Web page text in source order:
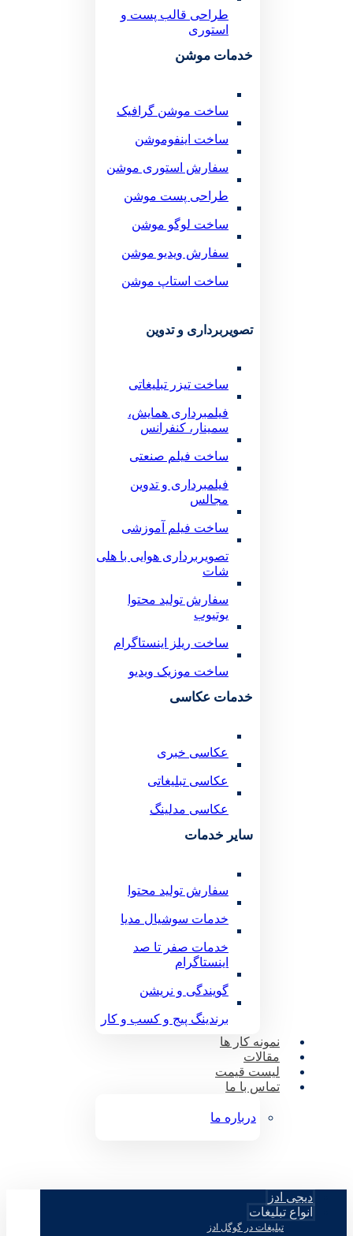
طراحی قالب پست و
استوری
خدمات موشن
ساخت موشن گرافیک
ساخت اینفوموشن
سفارش استوری موشن
طراحی پست موشن
ساخت لوگو موشن
سفارش ویدیو موشن
ساخت استاپ موشن
تصویربرداری و تدوین
ساخت تیزر تبلیغاتی
فیلمبرداری همایش،
سمینار، کنفرانس
ساخت فیلم صنعتی
فیلمبرداری و تدوین
مجالس
ساخت فیلم آموزشی
تصویربرداری هوایی با هلی
شات
سفارش تولید محتوا
یوتیوب
ساخت ریلز اینستاگرام
ساخت موزیک ویدیو
خدمات عکاسی
عکاسی خبری
عکاسی تبلیغاتی
عکاسی مدلینگ
سایر خدمات
سفارش تولید محتوا
خدمات سوشیال مدیا
خدمات صفر تا صد
اینستاگرام
گویندگی و نریشن
برندینگ پیج و کسب و کار
نمونه کار ها
مقالات
لیست قیمت
تماس با ما
درباره ما
دیجی ادز
انواع تبلیغات
تبلیغات در گوگل ادز